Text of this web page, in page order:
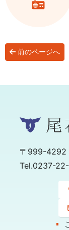
前のページへ
〒999-4292
Tel.0237-